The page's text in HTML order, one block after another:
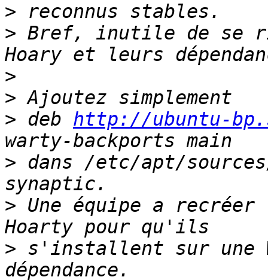
>
> Bref, inutile de se
>
>
> deb http://ubuntu-
> dans /etc/apt/
> Une équipe a recréer
> s'installent sur une